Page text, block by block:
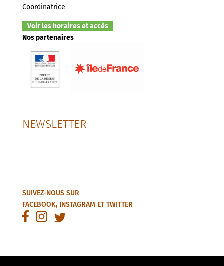
Coordinatrice
Voir les horaires et accès
Nos partenaires
NEWSLETTER
SUIVEZ-NOUS SUR
FACEBOOK, INSTAGRAMETTWITTER